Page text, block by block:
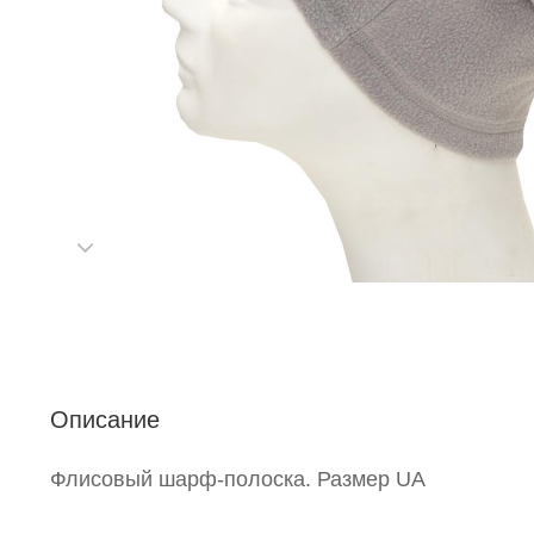
Описание
Флисовый шарф-полоска. Размер UA